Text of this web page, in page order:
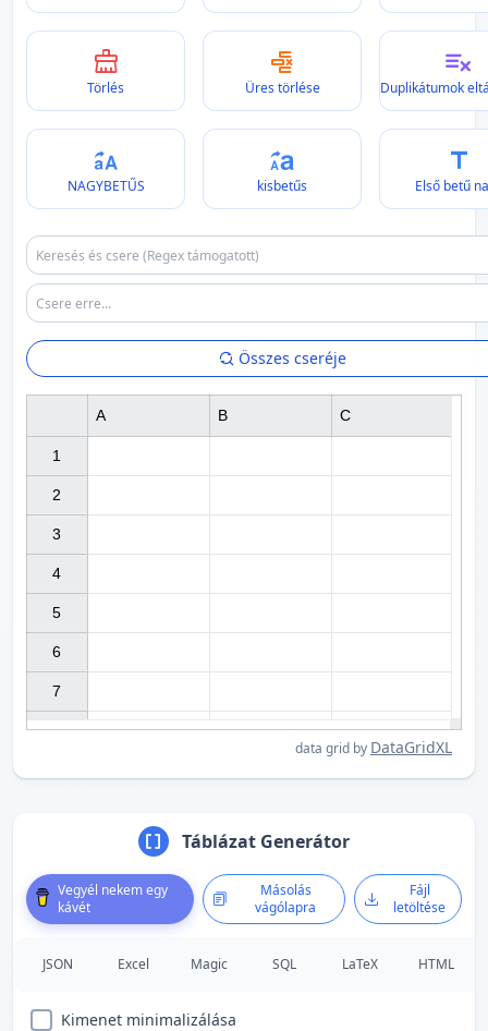
Törlés Üres törlése Duplikátumok
NAGYBETŰS kisbetűs Első betű
Összes cseréje
1
2
3
4
5
6
7
A B C
data grid by DataGridXL
Táblázat Generátor
Vegyél nekem egy
kávét
Másolás
vágólapra
Fájl
letöltése
JSON Excel Magic SQL LaTeX HTML
Kimenet minimalizálása